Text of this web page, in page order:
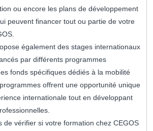
ou encore les plans de développement
peuvent financer tout ou partie de votre
également des stages internationaux
par différents programmes
fonds spécifiques dédiés à la mobilité
offrent une opportunité unique
internationale tout en développant
de vérifier si votre formation chez CEGOS